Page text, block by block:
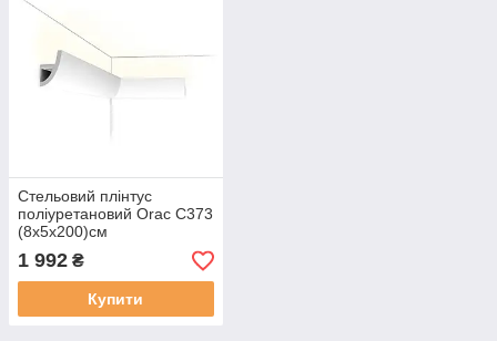
Стельовий плінтус
поліуретановий Orac C373
(8х5х200)см
1 992 ₴
Купити